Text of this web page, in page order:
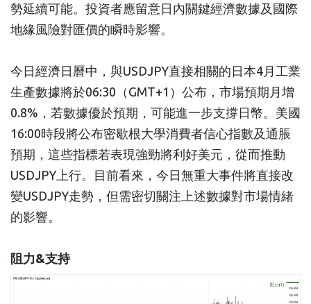
勢延續可能。投資者應留意日內關鍵經濟數據及國際
地緣風險對匯價的瞬時影響。
今日經濟日曆中，與USDJPY直接相關的日本4月工業
生產數據將於06:30（GMT+1）公布，市場預期月增
0.8%，若數據優於預期，可能進一步支撐日幣。美國
16:00時段將公布密歇根大學消費者信心指數及通脹
預期，這些指標若表現強勁將利好美元，從而推動
USDJPY上行。目前看來，今日無重大事件將直接改
變USDJPY走勢，但需密切關注上述數據對市場情緒
的影響。
阻力&支持